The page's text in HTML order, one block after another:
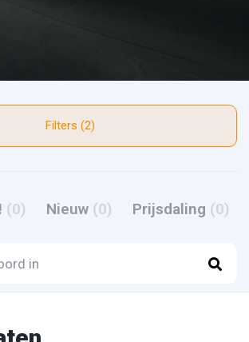
Filters (2)
(0) Nieuw (0) Prijsdaling (0)